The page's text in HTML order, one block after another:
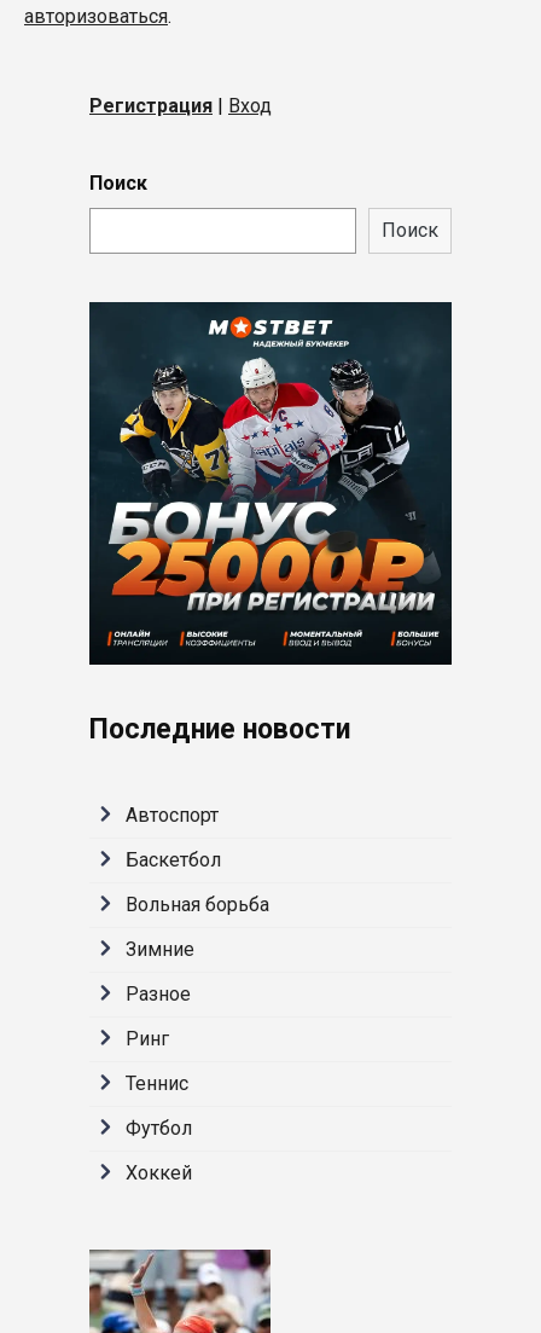
авторизоваться.
Регистрация Вход
Поиск
Поиск
Последние новости
Автоспорт
Баскетбол
Вольная борьба
Зимние
Разное
Ринг
Теннис
Футбол
Хоккей